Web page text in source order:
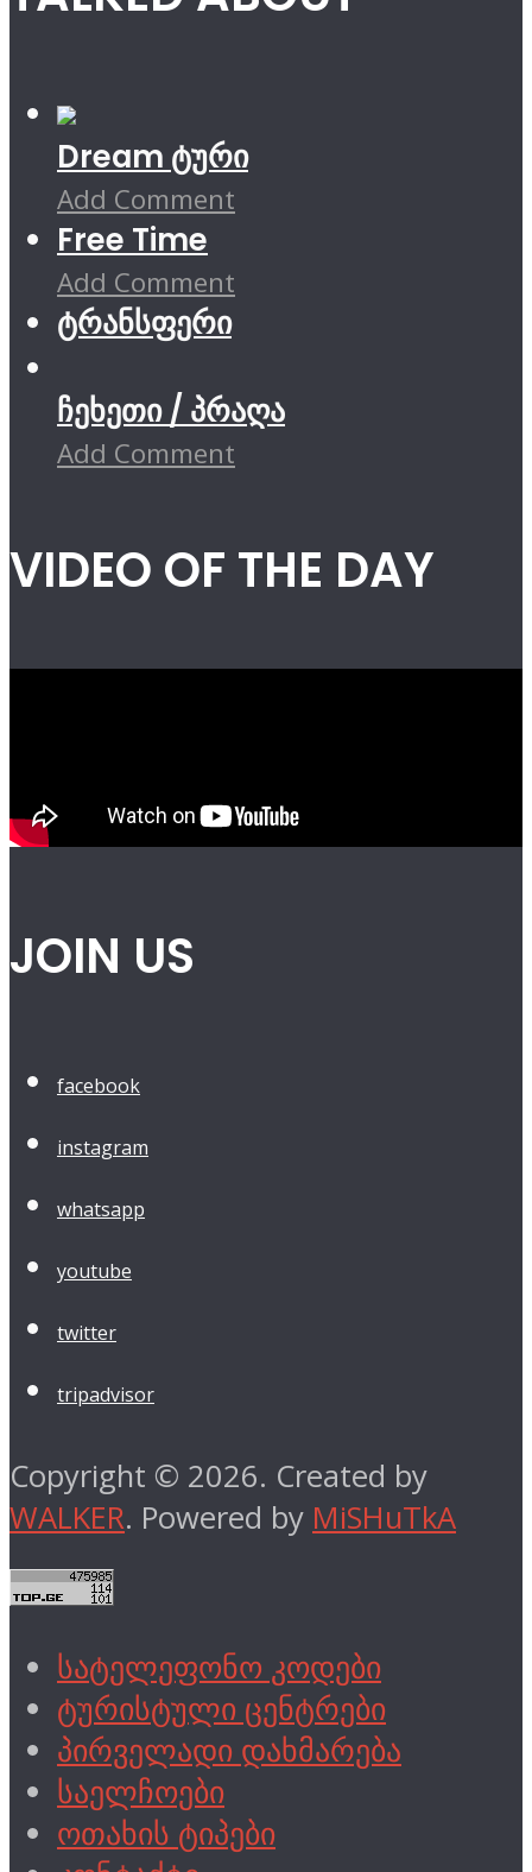
Dream ტური
Add Comment
Free Time
Add Comment
ტრანსფერი
ჩეხეთი / პრაღა
Add Comment
VIDEO OF THE DAY
JOIN US
facebook
instagram
whatsapp
youtube
twitter
tripadvisor
Copyright © 2026. Created by
WALKER. Powered by MiSHuTkA
სატელეფონო კოდები
ტურისტული ცენტრები
პირველადი დახმარება
საელჩოები
ოთახის ტიპები